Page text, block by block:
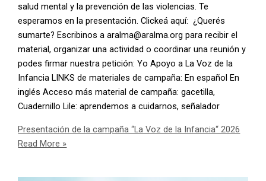
salud mental y la prevención de las violencias. Te
esperamos en la presentación. Clickeá aquí: ¿Querés
sumarte? Escribinos a aralma@aralma.org para recibir el
material, organizar una actividad o coordinar una reunión y
podes firmar nuestra petición: Yo Apoyo a La Voz de la
Infancia LINKS de materiales de campaña: En español En
inglés Acceso más material de campaña: gacetilla,
Cuadernillo Lile: aprendemos a cuidarnos, señalador
Presentación de la campaña “La Voz de la Infancia“ 2026
Read More »